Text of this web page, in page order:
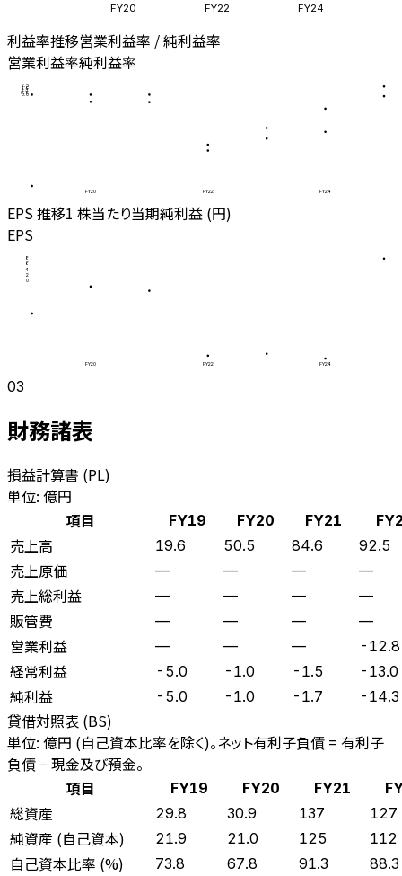
FY20 FY22 FY24
利益率推移営業利益率 / 純利益率
営業利益率純利益率
0.0
0.6
1.3
1.9
2.5
FY20 FY22 FY24
EPS 推移1 株当たり当期純利益 (円)
EPS
0
2
4
6
8
FY20 FY22 FY24
03
財務諸表
損益計算書 (PL)
単位: 億円
項目
FY19 FY20 FY21
売上高 19.6 50.5 84.6 92.5
売上原価 — — — —
売上総利益 — — — —
販管費 — — — —
営業利益 — — — -12.8
経常利益 -5.0 -1.0 -1.5 -13.0
純利益 -5.0 -1.0 -1.7 -14.3
貸借対照表 (BS)
単位: 億円 (自己資本比率を除く)。ネット有利子負債 = 有利子
負債 − 現金及び預金。
項目
FY19 FY20 FY21
総資産 29.8 30.9 137 127
純資産 (自己資本) 21.9 21.0 125 112
自己資本比率 (%) 73.8 67.8 91.3 88.3